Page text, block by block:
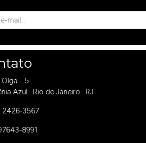
Olga - 5
Azul . Rio de Janeiro . RJ
2426-3567
8991